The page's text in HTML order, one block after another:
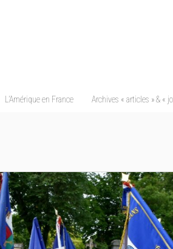
L’Amérique en France Archives « articles » & «